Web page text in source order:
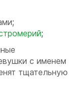
;
с именем
тщательную